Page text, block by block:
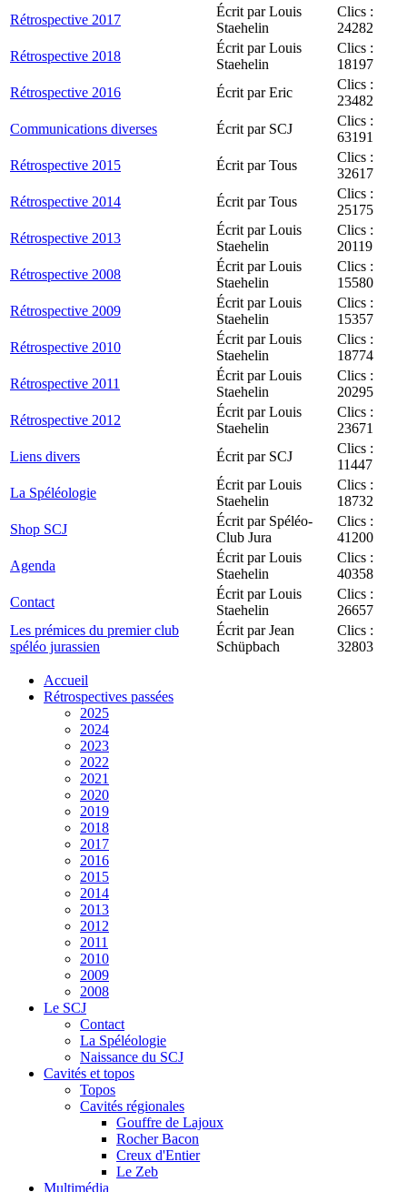
Rétrospective 2017
Écrit par Louis
Staehelin
Clics :
24282
Rétrospective 2018
Écrit par Louis
Staehelin
Clics :
18197
Rétrospective 2016
Écrit par Eric
Clics :
23482
Communications diverses
Écrit par SCJ
Clics :
63191
Rétrospective 2015
Écrit par Tous
Clics :
32617
Rétrospective 2014
Écrit par Tous
Clics :
25175
Rétrospective 2013
Écrit par Louis
Staehelin
Clics :
20119
Rétrospective 2008
Écrit par Louis
Staehelin
Clics :
15580
Rétrospective 2009
Écrit par Louis
Staehelin
Clics :
15357
Rétrospective 2010
Écrit par Louis
Staehelin
Clics :
18774
Rétrospective 2011
Écrit par Louis
Staehelin
Clics :
20295
Rétrospective 2012
Écrit par Louis
Staehelin
Clics :
23671
Liens divers
Écrit par SCJ
Clics :
11447
La Spéléologie
Écrit par Louis
Staehelin
Clics :
18732
Shop SCJ
Écrit par Spéléo-
Club Jura
Clics :
41200
Agenda
Écrit par Louis
Staehelin
Clics :
40358
Contact
Écrit par Louis
Staehelin
Clics :
26657
Les prémices du premier club
spéléo jurassien
Écrit par Jean
Schüpbach
Clics :
32803
Accueil
Rétrospectives passées
2025
2024
2023
2022
2021
2020
2019
2018
2017
2016
2015
2014
2013
2012
2011
2010
2009
2008
Le SCJ
Contact
La Spéléologie
Naissance du SCJ
Cavités et topos
Topos
Cavités régionales
Gouffre de Lajoux
Rocher Bacon
Creux d'Entier
Le Zeb
Multimédia